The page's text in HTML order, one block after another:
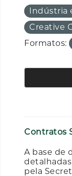
Indústria
Creative
Formatos:
Contratos
A base de
pela